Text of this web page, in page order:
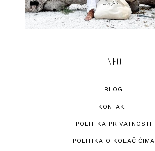
INFO
BLOG
KONTAKT
POLITIKA PRIVATNOSTI
POLITIKA O KOLAČIĆIMA